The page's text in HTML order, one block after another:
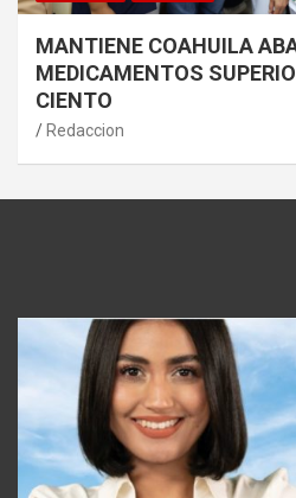
MANTIENE COAHUILA
MEDICAMENTOS
CIENTO
Redaccion